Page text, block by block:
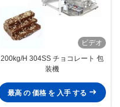
ビデオ
200kg/H 304SS チョコレート 包
装機
最高 の 価格 を 入手 する